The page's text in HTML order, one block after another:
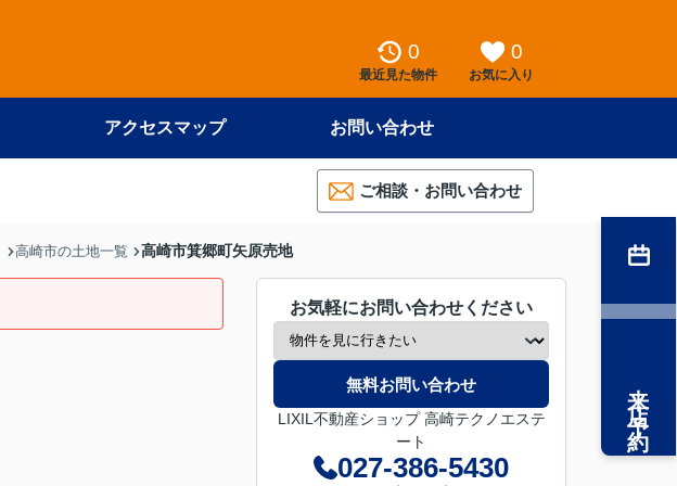
0
最近見た物件
0
お気に入り
アクセスマップ お問い合わせ
ご相談・お問い合わせ
高崎市の土地一覧 高崎市箕郷町矢原売地
お気軽にお問い合わせください
無料お問い合わせ
LIXIL不動産ショップ 高崎テクノエステ
ート
027-386-5430
来店予約